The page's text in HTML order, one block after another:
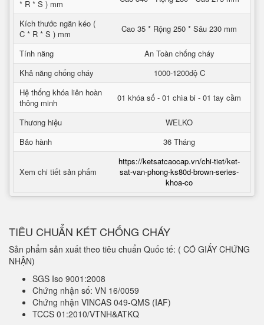
* R * S ) mm
Kích thước ngăn kéo (
C * R * S ) mm
Cao 35 * Rộng 250 * Sâu 230 mm
Tính năng
An Toàn chống cháy
Khả năng chống cháy
1000-1200độ C
Hệ thống khóa liên hoàn
thông minh
01 khóa số - 01 chìa bi - 01 tay cầm
Thương hiệu
WELKO
Bảo hành
36 Tháng
Xem chi tiết sản phẩm
https://ketsatcaocap.vn/chi-tiet/ket-
sat-van-phong-ks80d-brown-series-
khoa-co
TIÊU CHUẨN KÉT CHỐNG CHÁY
Sản phẩm sản xuất theo tiêu chuẩn Quốc tế: ( CÓ GIẤY CHỨNG
NHẬN)
SGS Iso 9001:2008
Chứng nhận số: VN 16/0059
Chứng nhận VINCAS 049-QMS (IAF)
TCCS 01:2010/VTNH&ATKQ